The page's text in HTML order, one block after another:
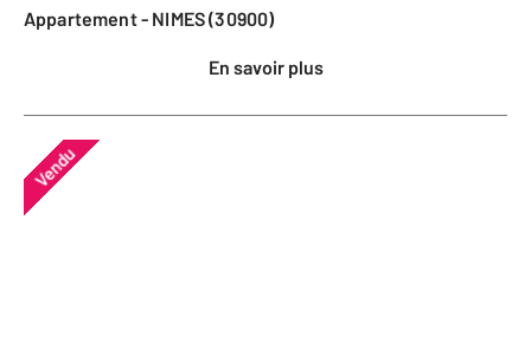
Appartement - NIMES (30900)
En savoir plus
Vendu